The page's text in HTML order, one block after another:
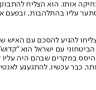
הוא הצליח
עליו בהתלהבות, ובפעם
להגיע להסכם עם
עם ישראל הוא
במקרים שבהם היה עליו
עכשיו, להתגעגע